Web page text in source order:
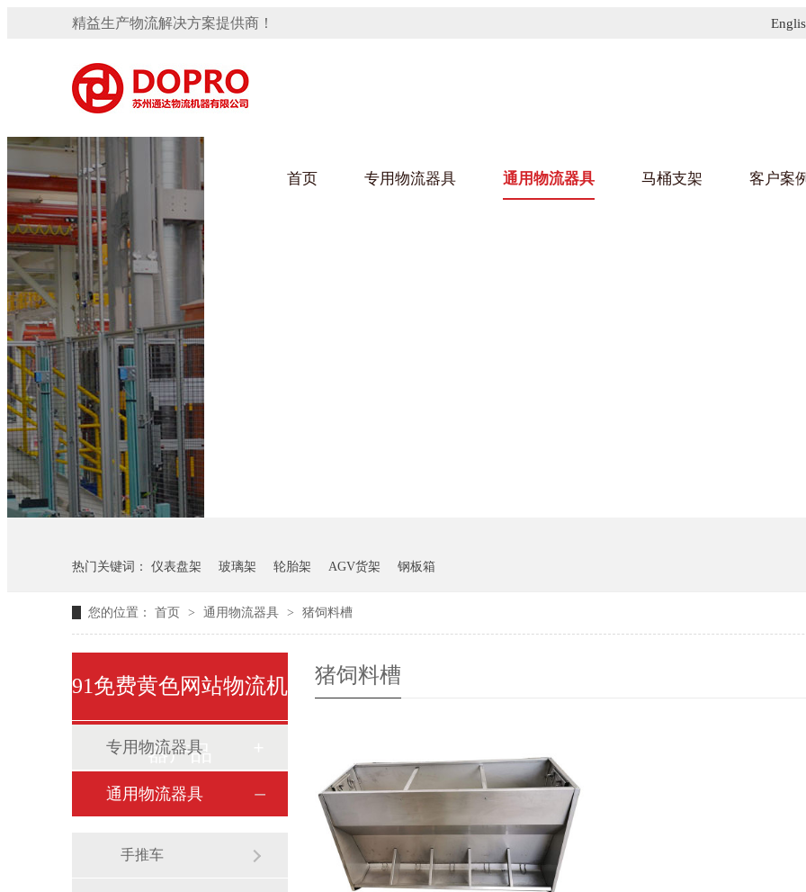
精益生产物流解决方案提供商！
首页 专用物流器具
91免费观看视频架
变速箱托盘
发动机料架
仪表盘料架
消声器料架
悬挂料架
通用物流器具
手推车
网箱
气瓶料架
马桶支架
隐藏式马桶水箱支架
客户案
汽车行业
卫浴行业
热门关键词： 仪表盘架 玻璃架 轮胎架 AGV货架 钢板箱
您的位置： 首页 > 通用物流器具 > 猪饲料槽
猪饲料槽
91免费黄色网站物流机
器产品
专用物流器具
通用物流器具
手推车